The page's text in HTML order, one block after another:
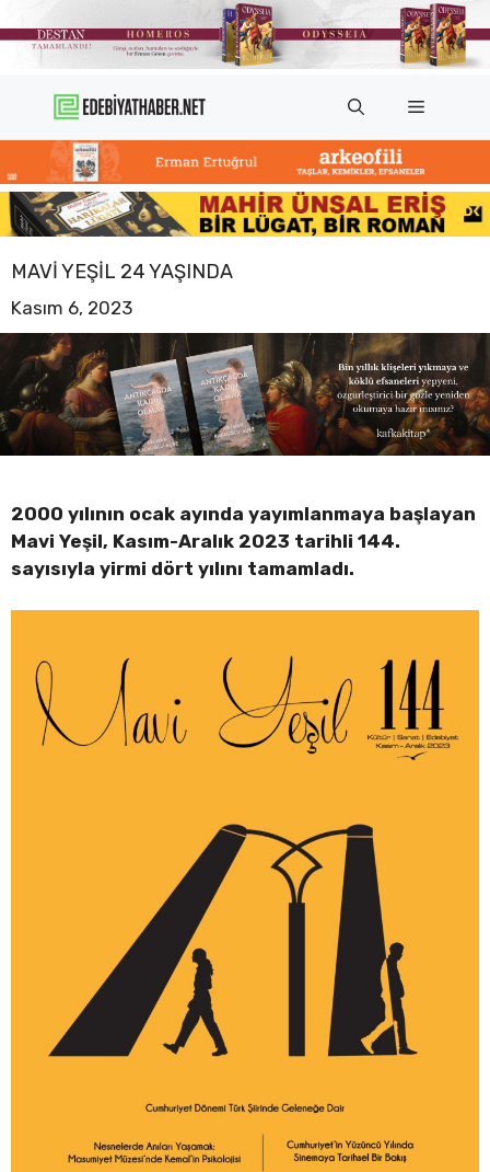
atla
Menü
MAVI YEŞIL 24 YAŞINDA
Kasım 6, 2023
2000 yılının ocak ayında yayımlanmaya başlayan
Mavi Yeşil, Kasım-Aralık 2023 tarihli 144.
sayısıyla yirmi dört yılını tamamladı.